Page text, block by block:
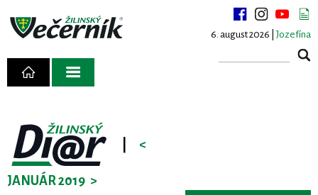
6. august 2026 | Jozefína
<
JANUÁR 2019 >